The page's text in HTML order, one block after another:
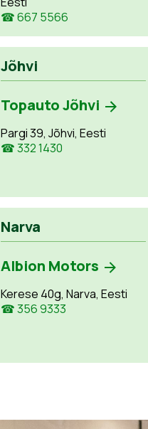
☎ 667 5566
Jõhvi
Topauto Jõhvi
Pargi 39, Jõhvi, Eesti
☎ 332 1430
Narva
Albion Motors
Kerese 40g, Narva, Eesti
☎ 356 9333